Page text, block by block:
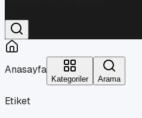
Anasayfa
Kategoriler Arama
Etiket